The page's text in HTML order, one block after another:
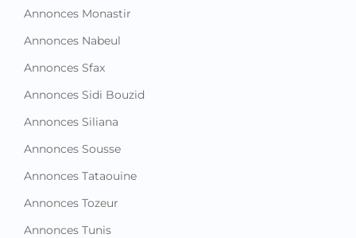
Annonces Monastir
Annonces Nabeul
Annonces Sfax
Annonces Sidi Bouzid
Annonces Siliana
Annonces Sousse
Annonces Tataouine
Annonces Tozeur
Annonces Tunis